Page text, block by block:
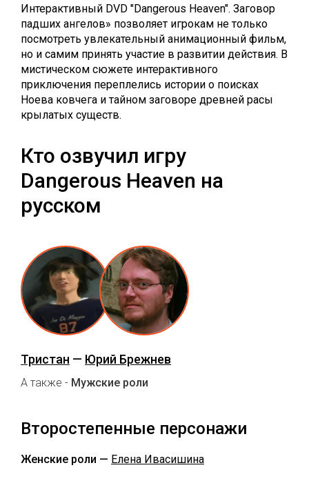
Интерактивный DVD "Dangerous Heaven". Заговор
падших ангелов» позволяет игрокам не только
посмотреть увлекательный анимационный фильм,
но и самим принять участие в развитии действия. В
мистическом сюжете интерактивного
приключения переплелись истории о поисках
Ноева ковчега и тайном заговоре древней расы
крылатых существ.
Кто озвучил игру
Dangerous Heaven на
русском
Тристан — Юрий Брежнев
А также - Мужские роли
Второстепенные персонажи
Женские роли — Елена Ивасишина